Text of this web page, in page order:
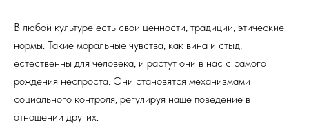
В любой культуре есть свои ценности, традиции, этические
нормы. Такие моральные чувства, как вина и стыд,
естественны для человека, и растут они в нас с самого
рождения неспроста. Они становятся механизмами
социального контроля, регулируя наше поведение в
отношении других.